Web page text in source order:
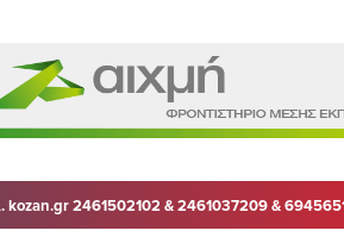
kozan.gr 2461502102 & 2461037209 &